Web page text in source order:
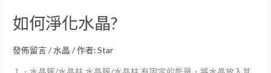
如何淨化水晶?
發佈留言 / 水晶 / 作者:Star